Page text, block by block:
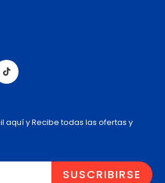
aquí y Recibe todas las ofertas y